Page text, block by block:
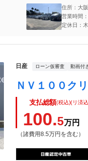
住所：大
営業時間
定休日：
日産 ローン仮審査 動画付
支払総額(税込)(リ済
100.5万円
（諸費用8.5万円を含む）